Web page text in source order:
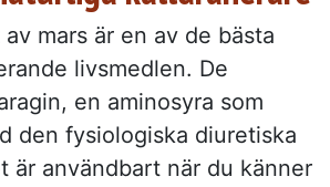
mars är en av de bästa
livsmedlen. De
en aminosyra som
den fysiologiska diuretiska
är användbart när du känner